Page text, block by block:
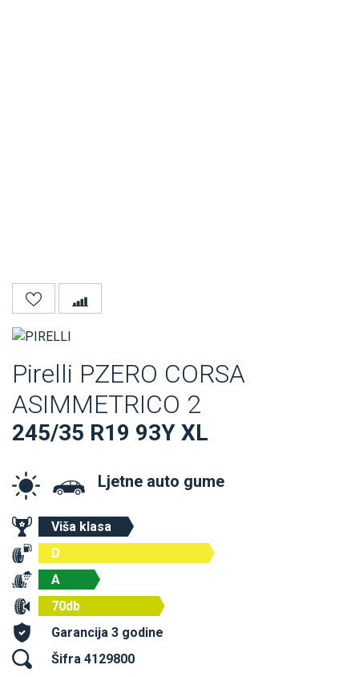
Pirelli PZERO CORSA
ASIMMETRICO 2
245/35 R19 93Y XL
Ljetne auto gume
Viša klasa
D
A
70db
Garancija 3 godine
Šifra 4129800